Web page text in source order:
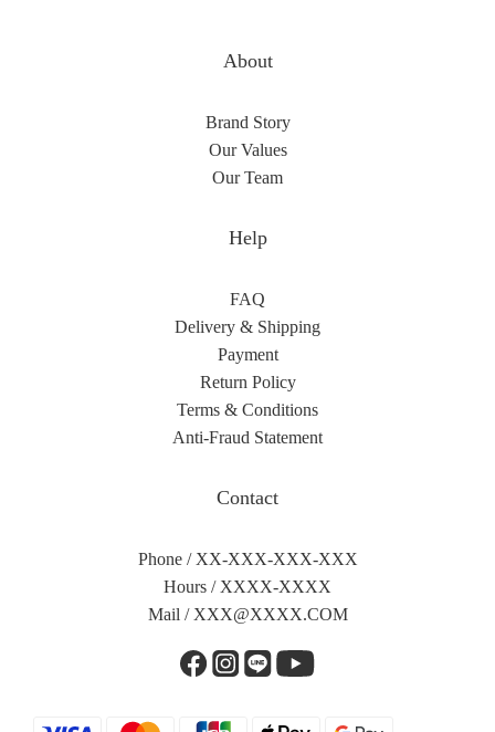
About
Brand Story
Our Values
Our Team
Help
FAQ
Delivery & Shipping
Payment
Return Policy
Terms & Conditions
Anti-Fraud Statement
Contact
Phone / XX-XXX-XXX-XXX
Hours / XXXX-XXXX
Mail / XXX@XXXX.COM